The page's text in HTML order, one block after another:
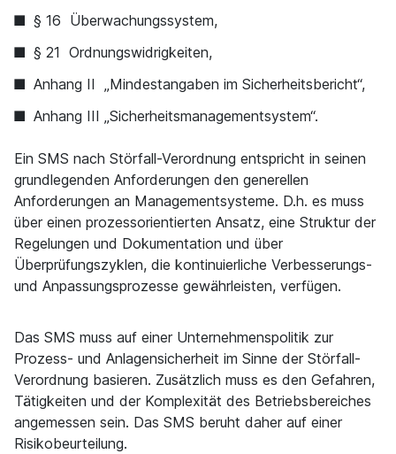
§ 16 Überwachungssystem,
§ 21 Ordnungswidrigkeiten,
Anhang II „Mindestangaben im Sicherheitsbericht“,
Anhang III „Sicherheitsmanagementsystem“.
Ein SMS nach Störfall-Verordnung entspricht in seinen
grundlegenden Anforderungen den generellen
Anforderungen an Managementsysteme. D.h. es muss
über einen prozessorientierten Ansatz, eine Struktur der
Regelungen und Dokumentation und über
Überprüfungszyklen, die kontinuierliche Verbesserungs-
und Anpassungsprozesse gewährleisten, verfügen.
Das SMS muss auf einer Unternehmenspolitik zur
Prozess- und Anlagensicherheit im Sinne der Störfall-
Verordnung basieren. Zusätzlich muss es den Gefahren,
Tätigkeiten und der Komplexität des Betriebsbereiches
angemessen sein. Das SMS beruht daher auf einer
Risikobeurteilung.